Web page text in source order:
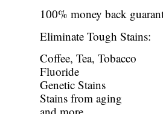
100% money back
Eliminate Tough Stains:
Coffee, Tea, Tobacco
Fluoride
Genetic Stains
Stains from aging